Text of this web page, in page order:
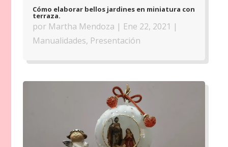
Cómo elaborar bellos jardines en miniatura con
terraza.
por Martha Mendoza | Ene 22, 2021 |
Manualidades, Presentación